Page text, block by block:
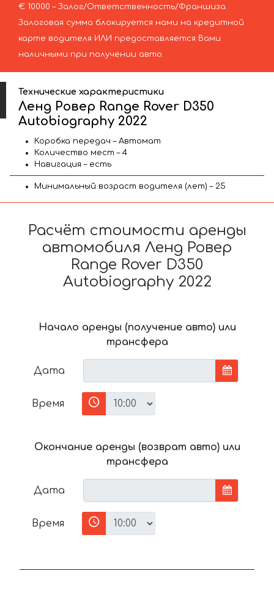
€ 10000 – Залог/Ответственность/Франшиза.
Залоговая сумма блокируется нами на кредитной
карте водителя ИЛИ предоставляется Вами
наличными при получении авто.
Технические характеристики
Ленд Ровер Range Rover D350
Autobiography 2022
Коробка передач – Автомат
Количество мест – 4
Навигация – есть
Минимальный возраст водителя (лет) – 25
Расчёт стоимости аренды
автомобиля Ленд Ровер
Range Rover D350
Autobiography 2022
Начало аренды (получение авто) или
трансфера
Дата
Время
Окончание аренды (возврат авто) или
трансфера
Дата
Время